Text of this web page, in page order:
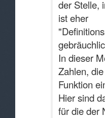
der Stelle,
ist eher
In dieser
Zahlen,
Funktion
Hier sind
für die der